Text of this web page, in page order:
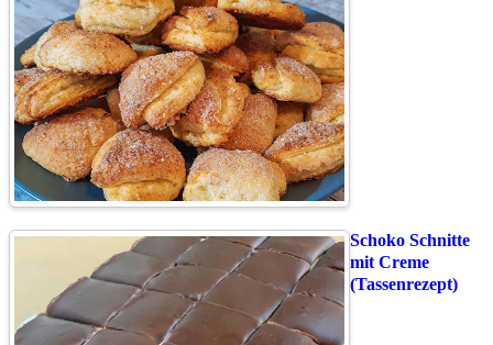
Schoko Schnitte
mit Creme
(Tassenrezept)